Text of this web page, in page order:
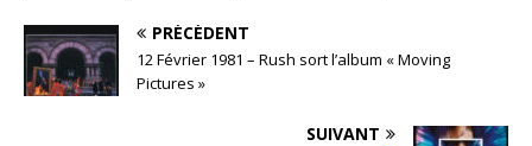
PRÉCÉDENT
12 Février 1981 – Rush sort l’album « Moving
Pictures »
SUIVANT